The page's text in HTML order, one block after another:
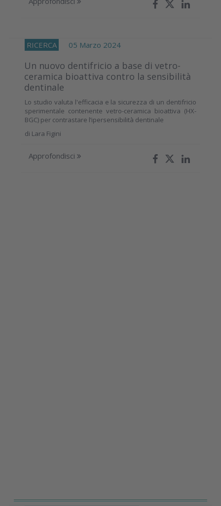
RICERCA 05 Marzo 2024
Un nuovo dentifricio a base di vetro-
ceramica bioattiva contro la sensibilità
dentinale
Lo studio valuta l'efficacia e la sicurezza di un dentifricio
sperimentale contenente vetro-ceramica bioattiva (HX-
BGC) per contrastare l’ipersensibilità dentinale
di Lara Figini
Approfondisci